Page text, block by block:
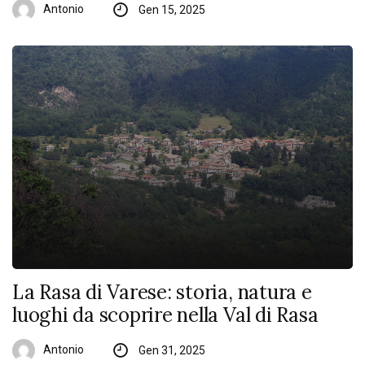
Antonio Gen 15, 2025
La Rasa di Varese: storia, natura e
luoghi da scoprire nella Val di Rasa
Antonio Gen 31, 2025